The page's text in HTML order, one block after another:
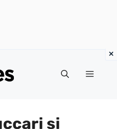
Menu
si